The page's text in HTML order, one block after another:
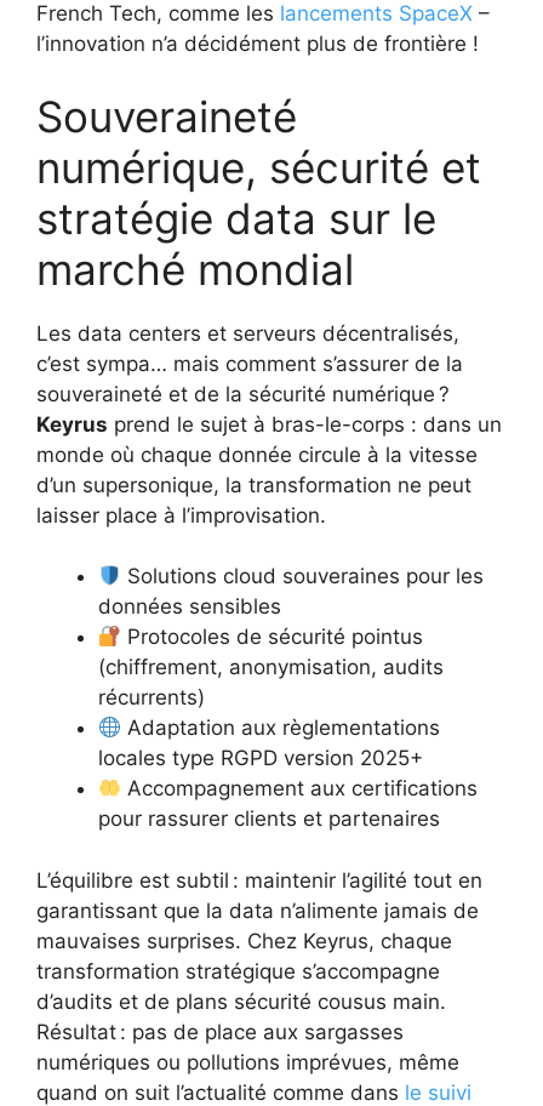
French Tech, comme les lancements SpaceX –
l’innovation n’a décidément plus de frontière !
Souveraineté
numérique, sécurité et
stratégie data sur le
marché mondial
Les data centers et serveurs décentralisés,
c’est sympa… mais comment s’assurer de la
souveraineté et de la sécurité numérique ?
Keyrus prend le sujet à bras-le-corps : dans un
monde où chaque donnée circule à la vitesse
d’un supersonique, la transformation ne peut
laisser place à l’improvisation.
Solutions cloud souveraines pour les
données sensibles
Protocoles de sécurité pointus
(chiffrement, anonymisation, audits
récurrents)
Adaptation aux règlementations
locales type RGPD version 2025+
Accompagnement aux certifications
pour rassurer clients et partenaires
L’équilibre est subtil : maintenir l’agilité tout en
garantissant que la data n’alimente jamais de
mauvaises surprises. Chez Keyrus, chaque
transformation stratégique s’accompagne
d’audits et de plans sécurité cousus main.
Résultat : pas de place aux sargasses
numériques ou pollutions imprévues, même
quand on suit l’actualité comme dans le suivi